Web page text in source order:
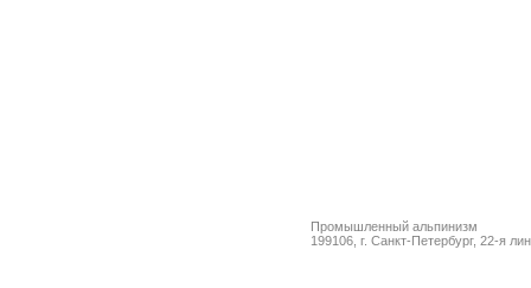
Промышленный альпинизм
199106, г. Санкт-Петербург, 22-я